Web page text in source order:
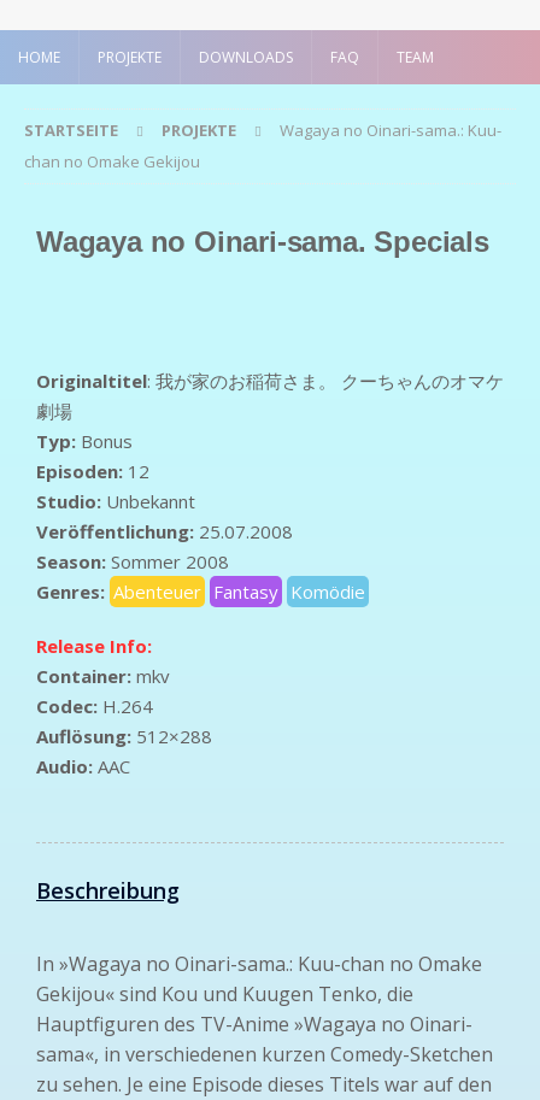
HOME PROJEKTE DOWNLOADS FAQ TEAM
STARTSEITE PROJEKTE
Wagaya no Oinari-sama.: Kuu-
chan no Omake Gekijou
Wagaya no Oinari-sama. Specials
Originaltitel: 我が家のお稲荷さま。 クーちゃんのオマケ
劇場
Typ: Bonus
Episoden: 12
Studio: Unbekannt
Veröffentlichung: 25.07.2008
Season: Sommer 2008
Genres: Abenteuer Fantasy Komödie
Release Info:
Container: mkv
Codec: H.264
Auflösung: 512×288
Audio: AAC
Beschreibung
In »Wagaya no Oinari-sama.: Kuu-chan no Omake
Gekijou« sind Kou und Kuugen Tenko, die
Hauptfiguren des TV-Anime »Wagaya no Oinari-
sama«, in verschiedenen kurzen Comedy-Sketchen
zu sehen. Je eine Episode dieses Titels war auf den